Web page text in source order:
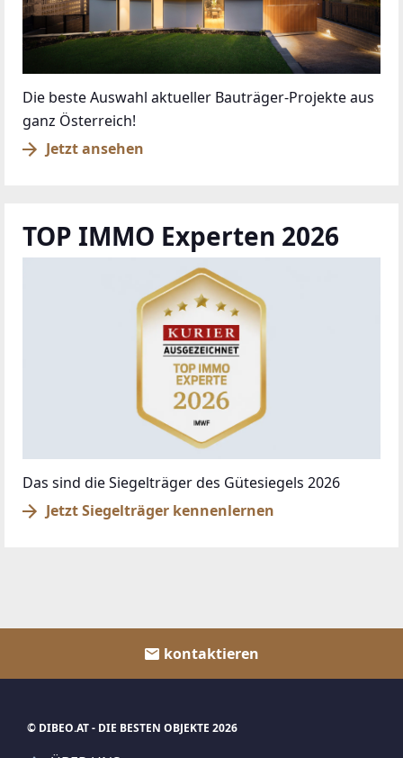
Die beste Auswahl aktueller Bauträger-Projekte aus
ganz Österreich!
Jetzt ansehen
TOP IMMO Experten 2026
Das sind die Siegelträger des Gütesiegels 2026
Jetzt Siegelträger kennenlernen
kontaktieren
© DIBEO.AT - DIE BESTEN OBJEKTE 2026